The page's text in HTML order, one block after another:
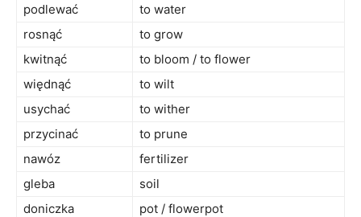
podlewać
to water
rosnąć
to grow
kwitnąć
to bloom / to flower
więdnąć
to wilt
usychać
to wither
przycinać
to prune
nawóz
fertilizer
gleba
soil
doniczka
pot / flowerpot